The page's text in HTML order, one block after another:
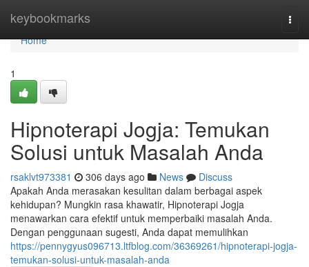
keybookmarks
Home
Home
1
Hipnoterapi Jogja: Temukan
Solusi untuk Masalah Anda
rsaklvt973381 306 days ago News
Discuss
Apakah Anda merasakan kesulitan dalam berbagai aspek
kehidupan? Mungkin rasa khawatir, Hipnoterapi Jogja
menawarkan cara efektif untuk memperbaiki masalah Anda.
Dengan penggunaan sugesti, Anda dapat memulihkan
https://pennygyus096713.ltfblog.com/36369261/hipnoterapi-jogja-
temukan-solusi-untuk-masalah-anda